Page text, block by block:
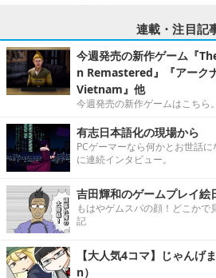
連載・注目記
今週発売の新作ゲーム『
n Remastered』『アーク
Vietnam』他
今週発売の新作ゲームはこちら。
有志日本語化の現場から
PCゲーマーなら何かとお世話
に連続インタビュー。
吉田輝和のゲームプレイ絵
もはやゲムスパの顔！どこかで
記
【大人気4コマ】じゃん
n）